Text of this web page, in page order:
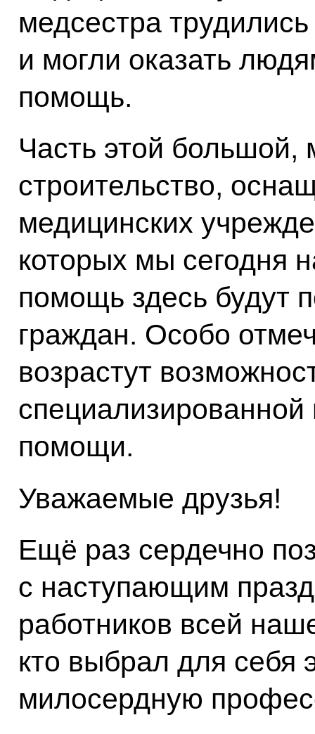
медсестра
и могли оказать
помощь.
Часть этой
строительство,
медицинских
которых мы сегодня
помощь здесь будут
граждан. Особо
возрастут
специализированной
помощи.
Уважаемые друзья!
Ещё раз сердечно
с наступающим
работников всей
кто выбрал для себя
милосердную